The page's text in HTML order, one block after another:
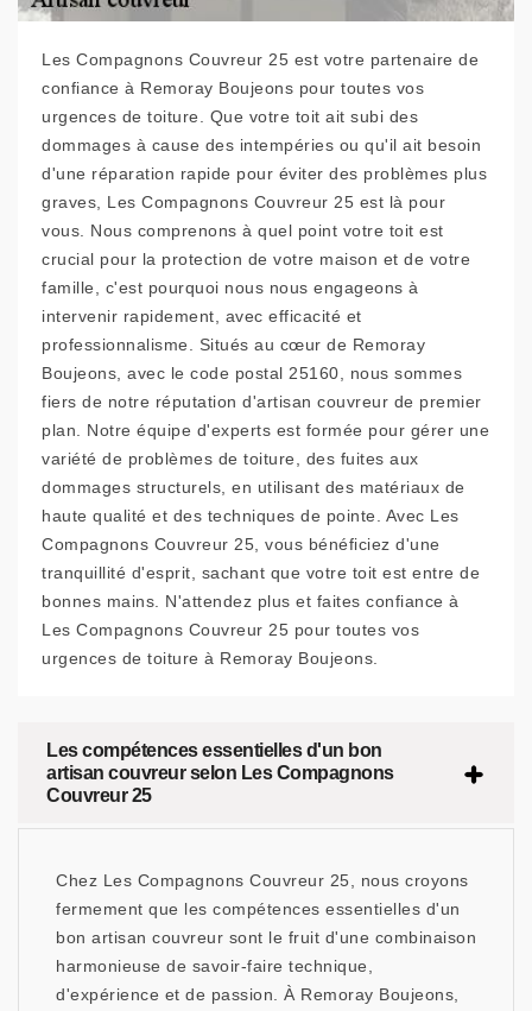
Les Compagnons Couvreur 25 est votre partenaire de
confiance à Remoray Boujeons pour toutes vos
urgences de toiture. Que votre toit ait subi des
dommages à cause des intempéries ou qu'il ait besoin
d'une réparation rapide pour éviter des problèmes plus
graves, Les Compagnons Couvreur 25 est là pour
vous. Nous comprenons à quel point votre toit est
crucial pour la protection de votre maison et de votre
famille, c'est pourquoi nous nous engageons à
intervenir rapidement, avec efficacité et
professionnalisme. Situés au cœur de Remoray
Boujeons, avec le code postal 25160, nous sommes
fiers de notre réputation d'artisan couvreur de premier
plan. Notre équipe d'experts est formée pour gérer une
variété de problèmes de toiture, des fuites aux
dommages structurels, en utilisant des matériaux de
haute qualité et des techniques de pointe. Avec Les
Compagnons Couvreur 25, vous bénéficiez d'une
tranquillité d'esprit, sachant que votre toit est entre de
bonnes mains. N'attendez plus et faites confiance à
Les Compagnons Couvreur 25 pour toutes vos
urgences de toiture à Remoray Boujeons.
Les compétences essentielles d'un bon
artisan couvreur selon Les Compagnons
Couvreur 25
Chez Les Compagnons Couvreur 25, nous croyons
fermement que les compétences essentielles d'un
bon artisan couvreur sont le fruit d'une combinaison
harmonieuse de savoir-faire technique,
d'expérience et de passion. À Remoray Boujeons,